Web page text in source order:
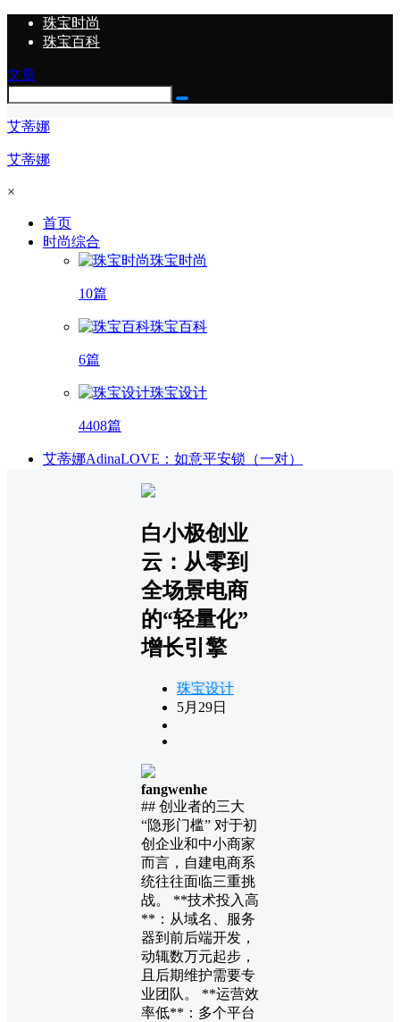
珠宝时尚
珠宝百科
文章
艾蒂娜
艾蒂娜
×
首页
时尚综合
珠宝时尚
10篇
珠宝百科
6篇
珠宝设计
4408篇
艾蒂娜AdinaLOVE：如意平安锁（一对）
白小极创业
云：从零到
全场景电商
的“轻量化”
增长引擎
珠宝设计
5月29日
fangwenhe
## 创业者的三大
“隐形门槛” 对于初
创企业和中小商家
而言，自建电商系
统往往面临三重挑
战。 **技术投入高
**：从域名、服务
器到前后端开发，
动辄数万元起步，
且后期维护需要专
业团队。 **运营效
率低**：多个平台